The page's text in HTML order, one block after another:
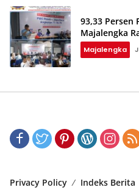
93,33 Persen
Majalengka
Majalengka
Privacy Policy Indeks Berita